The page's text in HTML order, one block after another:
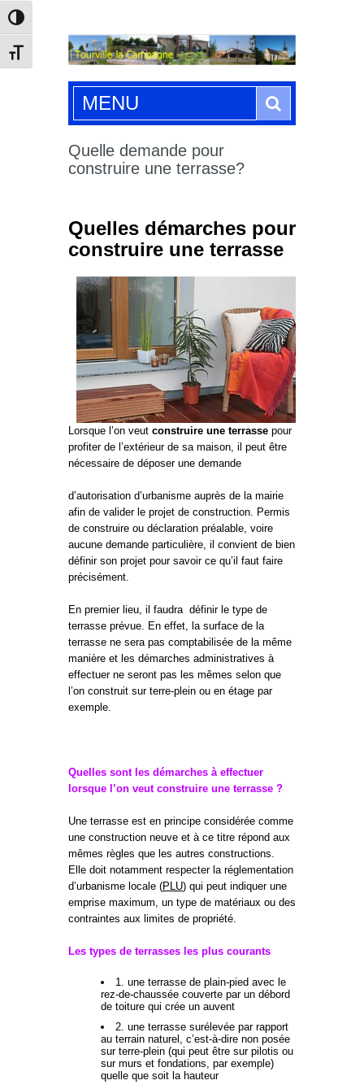
Passer en contraste élevé
Changer la taille de la police
MENU
Quelle demande pour
construire une terrasse?
Quelles démarches pour
construire une terrasse
Lorsque l’on veut construire une terrasse pour
profiter de l’extérieur de sa maison, il peut être
nécessaire de déposer une demande
d’autorisation d’urbanisme auprès de la mairie
afin de valider le projet de construction. Permis
de construire ou déclaration préalable, voire
aucune demande particulière, il convient de bien
définir son projet pour savoir ce qu’il faut faire
précisément.
En premier lieu, il faudra définir le type de
terrasse prévue. En effet, la surface de la
terrasse ne sera pas comptabilisée de la même
manière et les démarches administratives à
effectuer ne seront pas les mêmes selon que
l’on construit sur terre-plein ou en étage par
exemple.
Quelles sont les démarches à effectuer
lorsque l’on veut construire une terrasse ?
Une terrasse est en principe considérée comme
une construction neuve et à ce titre répond aux
mêmes règles que les autres constructions.
Elle doit notamment respecter la réglementation
d’urbanisme locale (PLU) qui peut indiquer une
emprise maximum, un type de matériaux ou des
contraintes aux limites de propriété.
Les types de terrasses les plus courants
1. une terrasse de plain-pied avec le
rez-de-chaussée couverte par un débord
de toiture qui crée un auvent
2. une terrasse surélevée par rapport
au terrain naturel, c’est-à-dire non posée
sur terre-plein (qui peut être sur pilotis ou
sur murs et fondations, par exemple)
quelle que soit la hauteur